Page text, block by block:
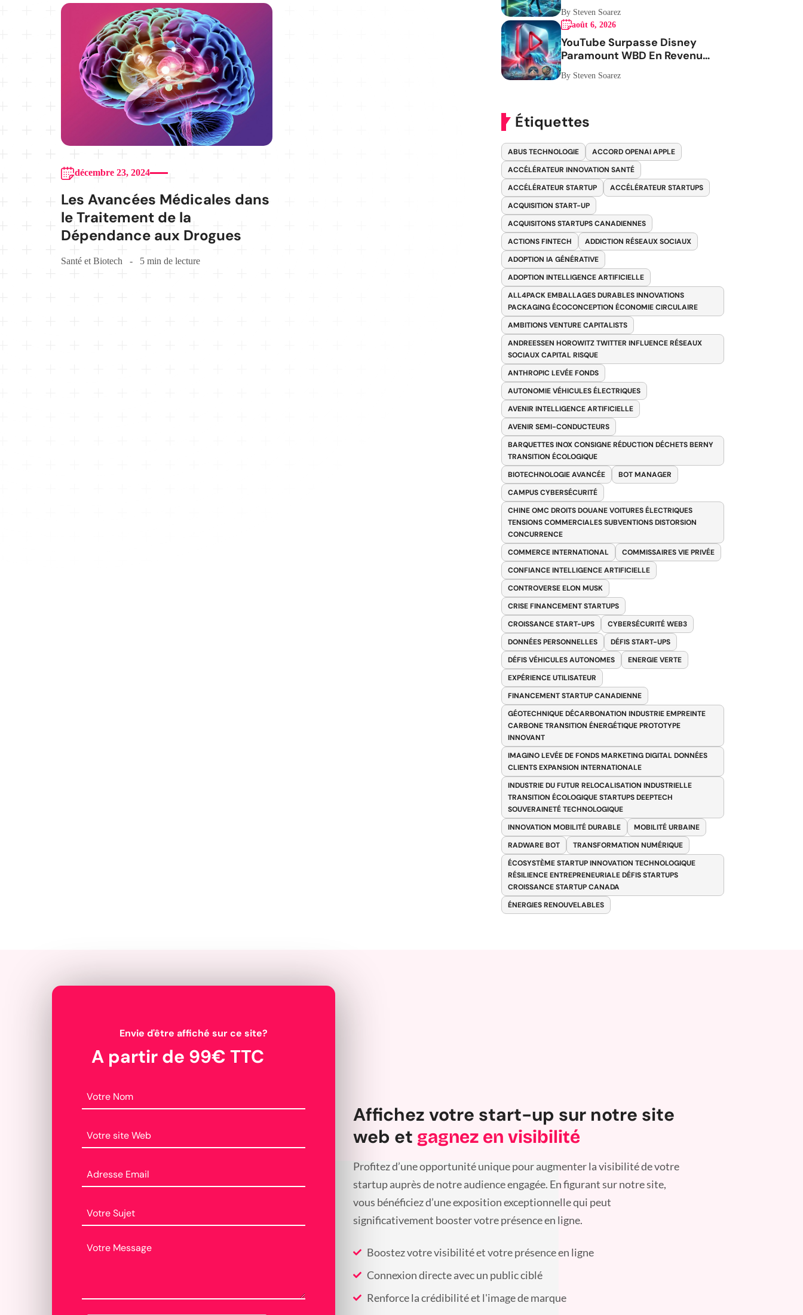
décembre 23, 2024
Les Avancées Médicales dans
le Traitement de la
Dépendance aux Drogues
Santé et Biotech 5 min de lecture
By Steven Soarez
août 6, 2026
YouTube Surpasse Disney
Paramount WBD En Revenus
Publicitaires
By Steven Soarez
Étiquettes
ABUS TECHNOLOGIE
ACCORD OPENAI APPLE
ACCÉLÉRATEUR INNOVATION SANTÉ
ACCÉLÉRATEUR STARTUP
ACCÉLÉRATEUR STARTUPS
ACQUISITION START-UP
ACQUISITONS STARTUPS CANADIENNES
ACTIONS FINTECH
ADDICTION RÉSEAUX SOCIAUX
ADOPTION IA GÉNÉRATIVE
ADOPTION INTELLIGENCE ARTIFICIELLE
ALL4PACK EMBALLAGES DURABLES INNOVATIONS
PACKAGING ÉCOCONCEPTION ÉCONOMIE CIRCULAIRE
AMBITIONS VENTURE CAPITALISTS
ANDREESSEN HOROWITZ TWITTER INFLUENCE RÉSEAUX
SOCIAUX CAPITAL RISQUE
ANTHROPIC LEVÉE FONDS
AUTONOMIE VÉHICULES ÉLECTRIQUES
AVENIR INTELLIGENCE ARTIFICIELLE
AVENIR SEMI-CONDUCTEURS
BARQUETTES INOX CONSIGNE RÉDUCTION DÉCHETS BERNY
TRANSITION ÉCOLOGIQUE
BIOTECHNOLOGIE AVANCÉE
BOT MANAGER
CAMPUS CYBERSÉCURITÉ
CHINE OMC DROITS DOUANE VOITURES ÉLECTRIQUES
TENSIONS COMMERCIALES SUBVENTIONS DISTORSION
CONCURRENCE
COMMERCE INTERNATIONAL
COMMISSAIRES VIE PRIVÉE
CONFIANCE INTELLIGENCE ARTIFICIELLE
CONTROVERSE ELON MUSK
CRISE FINANCEMENT STARTUPS
CROISSANCE START-UPS
CYBERSÉCURITÉ WEB3
DONNÉES PERSONNELLES
DÉFIS START-UPS
DÉFIS VÉHICULES AUTONOMES
ENERGIE VERTE
EXPÉRIENCE UTILISATEUR
FINANCEMENT STARTUP CANADIENNE
GÉOTECHNIQUE DÉCARBONATION INDUSTRIE EMPREINTE
CARBONE TRANSITION ÉNERGÉTIQUE PROTOTYPE
INNOVANT
IMAGINO LEVÉE DE FONDS MARKETING DIGITAL DONNÉES
CLIENTS EXPANSION INTERNATIONALE
INDUSTRIE DU FUTUR RELOCALISATION INDUSTRIELLE
TRANSITION ÉCOLOGIQUE STARTUPS DEEPTECH
SOUVERAINETÉ TECHNOLOGIQUE
INNOVATION MOBILITÉ DURABLE
MOBILITÉ URBAINE
RADWARE BOT
TRANSFORMATION NUMÉRIQUE
ÉCOSYSTÈME STARTUP INNOVATION TECHNOLOGIQUE
RÉSILIENCE ENTREPRENEURIALE DÉFIS STARTUPS
CROISSANCE STARTUP CANADA
ÉNERGIES RENOUVELABLES
Envie d'être affiché sur ce site?
A partir de 99€ TTC
Affichez votre start-up sur notre site
web et gagnez en visibilité
Profitez d’une opportunité unique pour augmenter la visibilité de votre
startup auprès de notre audience engagée. En figurant sur notre site,
vous bénéficiez d’une exposition exceptionnelle qui peut
significativement booster votre présence en ligne.
Boostez votre visibilité et votre présence en ligne
Connexion directe avec un public ciblé
Renforce la crédibilité et l'image de marque